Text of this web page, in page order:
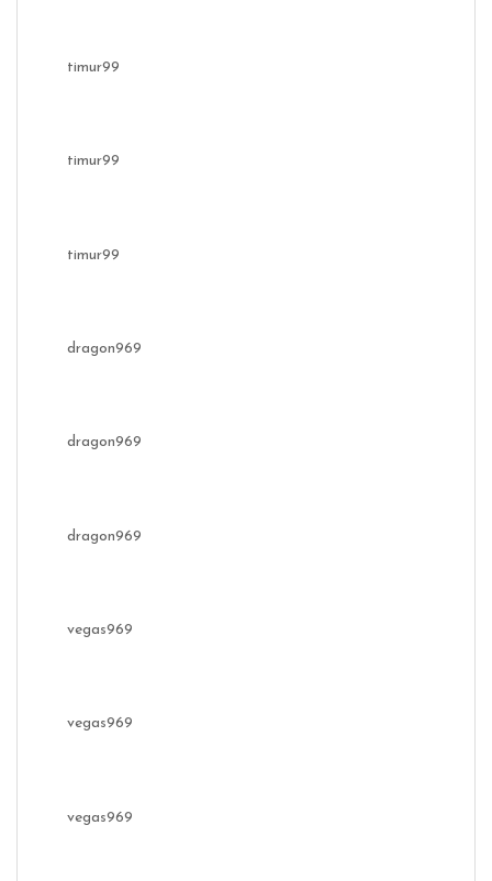
timur99
timur99
timur99
dragon969
dragon969
dragon969
vegas969
vegas969
vegas969